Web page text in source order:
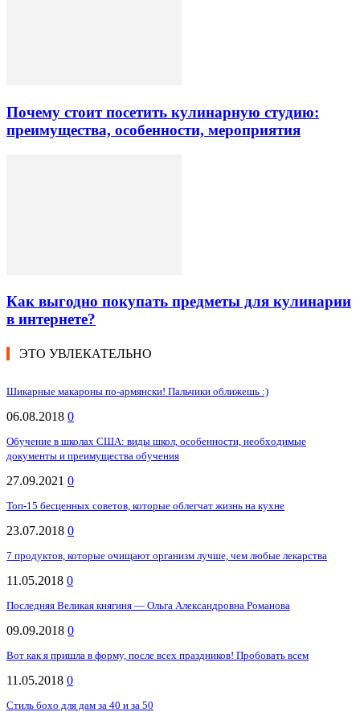
Почему стоит посетить кулинарную студию:
преимущества, особенности, мероприятия
Как выгодно покупать предметы для кулинарии
в интернете?
ЭТО УВЛЕКАТЕЛЬНО
Шикарные макароны по-армянски! Пальчики оближешь :)
06.08.2018 0
Обучение в школах США: виды школ, особенности, необходимые
документы и преимущества обучения
27.09.2021 0
Топ-15 бесценных советов, которые облегчат жизнь на кухне
23.07.2018 0
7 продуктов, которые очищают организм лучше, чем любые лекарства
11.05.2018 0
Последняя Великая княгиня — Ольга Александровна Романова
09.09.2018 0
Вот как я пришла в форму, после всех праздников! Пробовать всем
11.05.2018 0
Стиль бохо для дам за 40 и за 50